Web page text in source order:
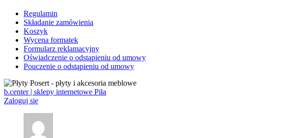
Regulamin
Składanie zamówienia
Koszyk
Wycena formatek
Formularz reklamacyjny
Oświadczenie o odstąpieniu od umowy
Pouczenie o odstąpieniu od umowy
b.center | sklepy internetowe Piła
Zaloguj się